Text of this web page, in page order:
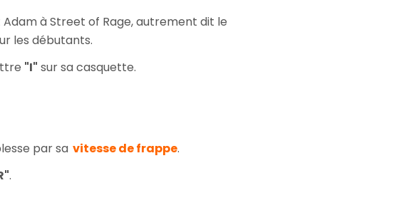
à Street of Rage, autrement dit le
les débutants.
"I" sur sa casquette.
par savitesse de frappe.
.